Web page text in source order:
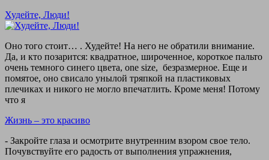
Худейте, Люди!
Оно того стоит… . Худейте! На него не обратили внимание.
Да, и кто позарится: квадратное, широченное, короткое пальто
очень темного синего цвета, one size, безразмерное. Еще и
помятое, оно свисало унылой тряпкой на пластиковых
плечиках и никого не могло впечатлить. Кроме меня! Потому
что я
Жизнь – это красиво
- Закройте глаза и осмотрите внутренним взором свое тело.
Почувствуйте его радость от выполнения упражнения,